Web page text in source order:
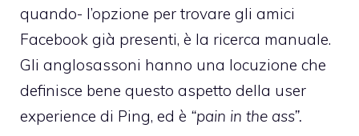
quando- l’opzione per trovare gli amici
Facebook già presenti, è la ricerca manuale.
Gli anglosassoni hanno una locuzione che
definisce bene questo aspetto della user
experience di Ping, ed è “pain in the ass”.